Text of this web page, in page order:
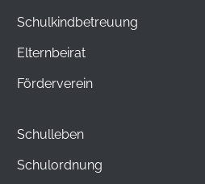
Schulkindbetreuung
Elternbeirat
Förderverein
Schulleben
Schulordnung